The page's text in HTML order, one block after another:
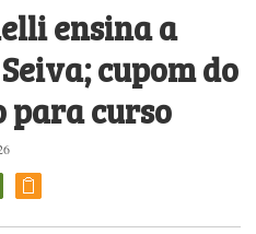
ensina a
cupom do
para curso